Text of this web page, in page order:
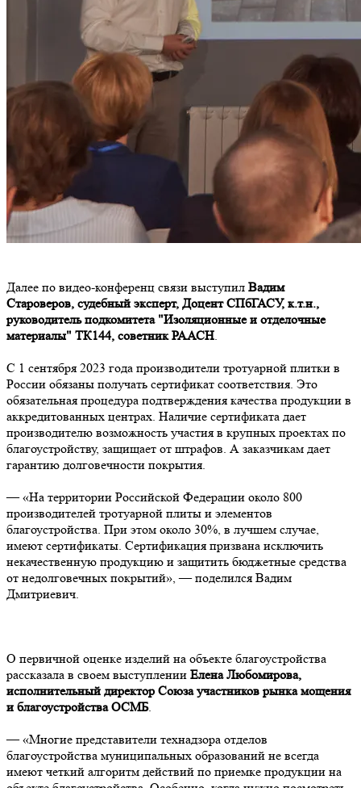
Далее по видео-конференц связи выступил Вадим
Староверов, судебный эксперт, Доцент СПбГАСУ, к.т.н.,
руководитель подкомитета "Изоляционные и отделочные
материалы" ТК144, советник РААСН.
С 1 сентября 2023 года производители тротуарной плитки в
России обязаны получать сертификат соответствия. Это
обязательная процедура подтверждения качества продукции в
аккредитованных центрах. Наличие сертификата дает
производителю возможность участия в крупных проектах по
благоустройству, защищает от штрафов. А заказчикам дает
гарантию долговечности покрытия.
— «На территории Российской Федерации около 800
производителей тротуарной плиты и элементов
благоустройства. При этом около 30%, в лучшем случае,
имеют сертификаты. Сертификация призвана исключить
некачественную продукцию и защитить бюджетные средства
от недолговечных покрытий», — поделился Вадим
Дмитриевич.
О первичной оценке изделий на объекте благоустройства
рассказала в своем выступлении Елена Любомирова,
исполнительный директор Союза участников рынка мощения
и благоустройства ОСМБ.
— «Многие представители технадзора отделов
благоустройства муниципальных образований не всегда
имеют четкий алгоритм действий по приемке продукции на